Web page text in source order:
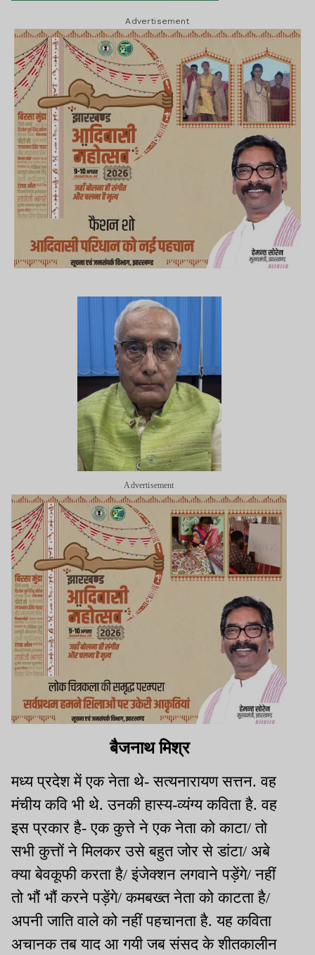
Advertisement
Advertisement
बैजनाथ मिश्र
मध्य प्रदेश में एक नेता थे- सत्यनारायण सत्तन. वह
मंचीय कवि भी थे. उनकी हास्य-व्यंग्य कविता है. वह
इस प्रकार है- एक कुत्ते ने एक नेता को काटा/ तो
सभी कुत्तों ने मिलकर उसे बहुत जोर से डांटा/ अबे
क्या बेवकूफी करता है/ इंजेक्शन लगवाने पड़ेंगे/ नहीं
तो भौं भौं करने पड़ेंगे/ कमबख्त नेता को काटता है/
अपनी जाति वाले को नहीं पहचानता है. यह कविता
अचानक तब याद आ गयी जब संसद के शीतकालीन